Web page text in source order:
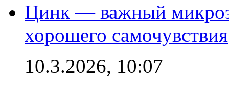
Цинк — важный
хорошего самочувствия
10.3.2026, 10:07